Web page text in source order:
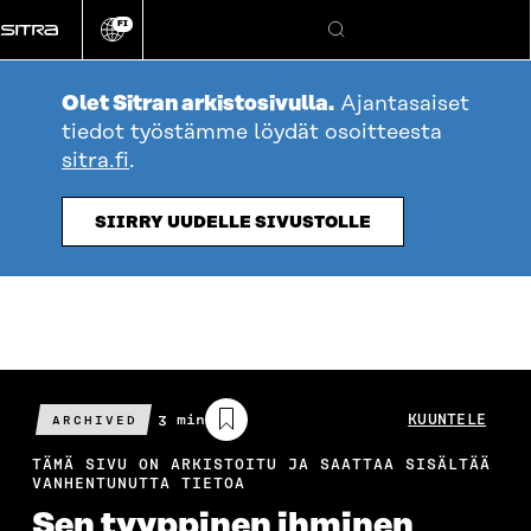
suoraan
sisältöön
Vaihda
kieli
FI
Hae
Olet Sitran arkistosivulla. Ajantasaiset
tiedot työstämme löydät osoitteesta
sitra.fi.
SIIRRY UUDELLE SIVUSTOLLE
ARCHIVED
Arvioitu
lukuaika
3 min KUUNTELE
TÄMÄ SIVU ON ARKISTOITU JA SAATTAA SISÄLTÄÄ
VANHENTUNUTTA TIETOA